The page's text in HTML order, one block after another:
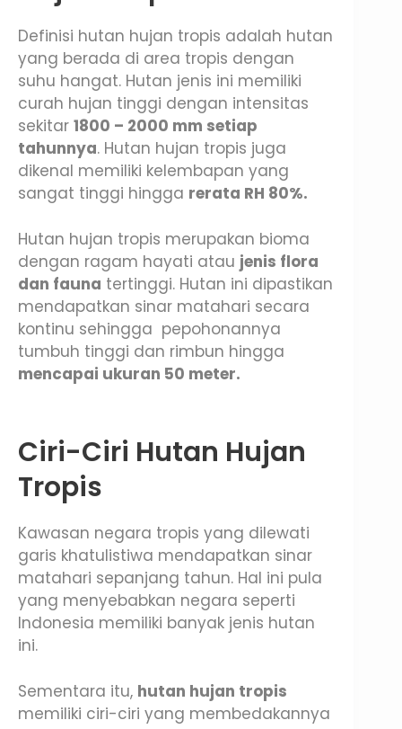
Definisi hutan hujan tropis adalah hutan
yang berada di area tropis dengan
suhu hangat. Hutan jenis ini memiliki
curah hujan tinggi dengan intensitas
sekitar 1800 – 2000 mm setiap
tahunnya. Hutan hujan tropis juga
dikenal memiliki kelembapan yang
sangat tinggi hingga rerata RH 80%.
Hutan hujan tropis merupakan bioma
dengan ragam hayati atau jenis flora
dan fauna tertinggi. Hutan ini dipastikan
mendapatkan sinar matahari secara
kontinu sehingga pepohonannya
tumbuh tinggi dan rimbun hingga
mencapai ukuran 50 meter.
Ciri-Ciri Hutan Hujan
Tropis
Kawasan negara tropis yang dilewati
garis khatulistiwa mendapatkan sinar
matahari sepanjang tahun. Hal ini pula
yang menyebabkan negara seperti
Indonesia memiliki banyak jenis hutan
ini.
Sementara itu, hutan hujan tropis
memiliki ciri-ciri yang membedakannya